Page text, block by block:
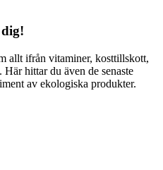
allt ifrån vitaminer, kosttillskott,
hittar du även de senaste
av ekologiska produkter.